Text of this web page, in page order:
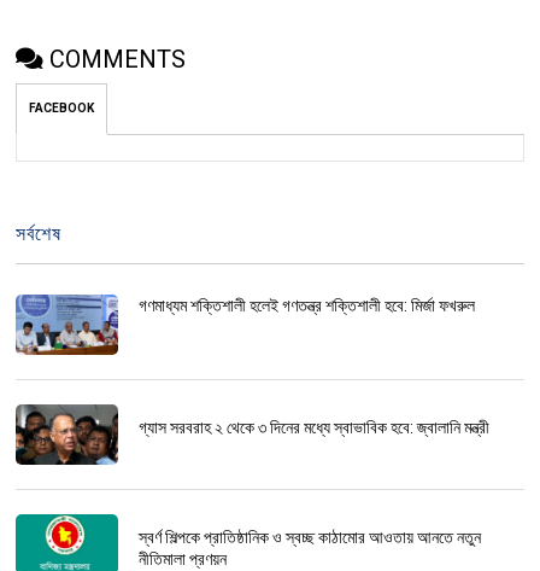
COMMENTS
FACEBOOK
সর্বশেষ
গণমাধ্যম শক্তিশালী হলেই গণতন্ত্র শক্তিশালী হবে: মির্জা ফখরুল
গ্যাস সরবরাহ ২ থেকে ৩ দিনের মধ্যে স্বাভাবিক হবে: জ্বালানি মন্ত্রী
স্বর্ণ শিল্পকে প্রাতিষ্ঠানিক ও স্বচ্ছ কাঠামোর আওতায় আনতে নতুন
নীতিমালা প্রণয়ন